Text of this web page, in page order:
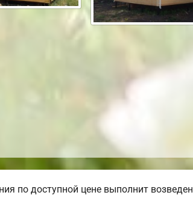
по доступной цене выполнит